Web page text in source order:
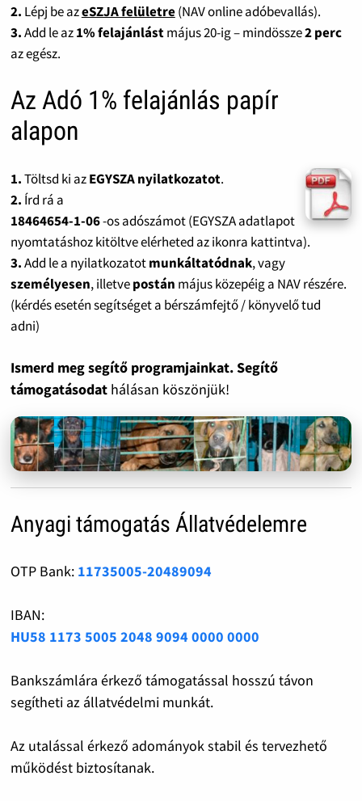
2. Lépj be azeSZJA felületre(NAV online adóbevallás).
3.Add le az1% felajánlástmájus 20-ig – mindössze2 perc
az egész.
Az Adó 1% felajánlás papír
alapon
1.Töltsd ki azEGYSZA nyilatkozatot.
2. Írd rá a
18464654-1-06-os adószámot (EGYSZA adatlapot
nyomtatáshoz kitöltve elérheted az ikonra kattintva).
3.Add le a nyilatkozatotmunkáltatódnak, vagy
személyesen, illetvepostán május közepéig a NAV részére.
(kérdés esetén segítséget a bérszámfejtő / könyvelő tud
adni)
Ismerd meg segítő programjainkat. Segítő
támogatásodat hálásan köszönjük!
Anyagi támogatás Állatvédelemre
OTP Bank: 11735005-20489094
IBAN:
HU58 1173 5005 2048 9094 0000 0000
Bankszámlára érkező támogatással hosszú távon
segítheti az állatvédelmi munkát.
Az utalással érkező adományok stabil és tervezhető
működést biztosítanak.